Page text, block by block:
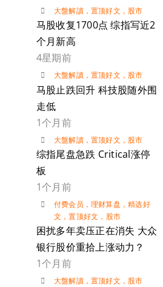
大盤解讀， 置顶好文 ， 股市
马股收复1700点 综指写近2
个月新高
4星期前
大盤解讀， 置顶好文 ， 股市
马股止跌回升 科技股随外围
走低
1个月前
大盤解讀， 置顶好文 ， 股市
综指尾盘急跌 Critical涨停
板
1个月前
付费会员 ， 理财算盘 ，精选好
文 ，置顶好文 ， 股市
困扰多年卖压正在消失 大众
银行股价重拾上涨动力？
1个月前
大盤解讀， 置顶好文 ， 股市